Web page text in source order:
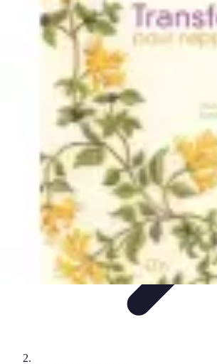
Basket Actu
Analyse et performancesActualitésAnalyse des
performancesTendancesAnalyses
Basket Actu